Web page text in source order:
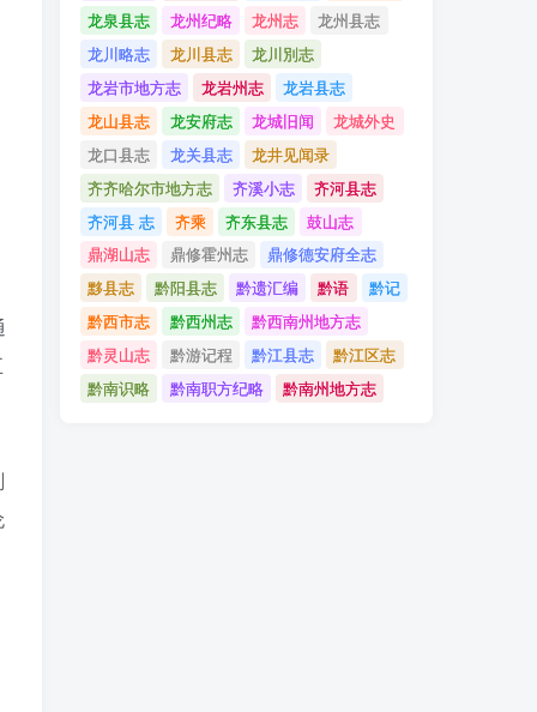
龙泉县志
龙州纪略 龙州志
龙州县志
龙川略志
龙川县志
龙川別志
龙岩市地方志
龙岩州志
龙岩县志
龙山县志
龙安府志 龙城旧闻
龙城外史
龙口县志
龙关县志
龙井见闻录
齐齐哈尔市地方志
齐溪小志
齐河县志
齐河县 志
齐乘 齐东县志
鼓山志
鼎湖山志
鼎修霍州志
鼎修德安府全志
黟县志
黔阳县志 黔遗汇编 黔语
黔记
黔西市志
黔西州志
黔西南州地方志
黔灵山志
黔游记程 黔江县志
黔江区志
黔南识略
黔南职方纪略 黔南州地方志